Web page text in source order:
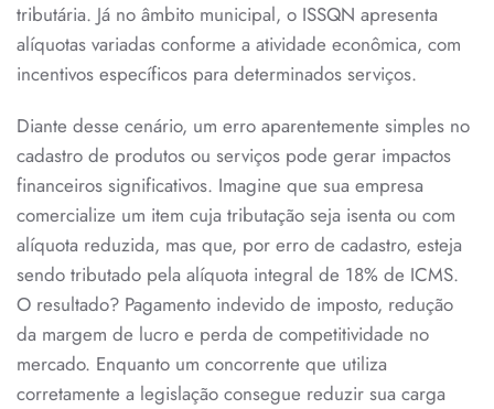
tributária. Já no âmbito municipal, o ISSQN apresenta
alíquotas variadas conforme a atividade econômica, com
incentivos específicos para determinados serviços.
Diante desse cenário, um erro aparentemente simples no
cadastro de produtos ou serviços pode gerar impactos
financeiros significativos. Imagine que sua empresa
comercialize um item cuja tributação seja isenta ou com
alíquota reduzida, mas que, por erro de cadastro, esteja
sendo tributado pela alíquota integral de 18% de ICMS.
O resultado? Pagamento indevido de imposto, redução
da margem de lucro e perda de competitividade no
mercado. Enquanto um concorrente que utiliza
corretamente a legislação consegue reduzir sua carga